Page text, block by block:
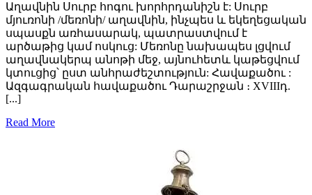
Աղավնին Սուրբ հոգու խորհրդանիշն է: Սուրբ
մյուռոնի /մեռոնի/ աղավնին, ինչպես և եկեղեցական
սպասքն առհասարակ, պատրաստվում է
արծաթից կամ ոսկուց: Մեռոնը նախապես լցվում
աղավնակերպ անոթի մեջ, այնուհետև կաթեցվում
կտուցից՝ ըստ անհրաժեշտություն: Հավաքածու :
Ազգագրական հավաքածու Դարաշրջան ։ XVIIIդ.
[...]
Read More